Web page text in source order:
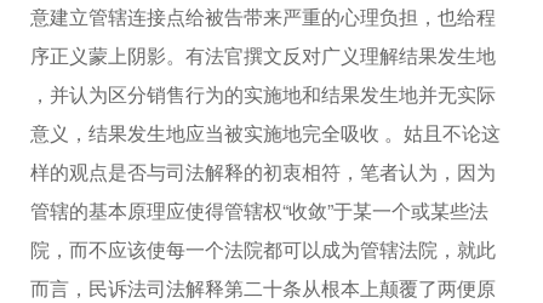
意建立管辖连接点给被告带来严重的心理负担，也给程
序正义蒙上阴影。有法官撰文反对广义理解结果发生地
，并认为区分销售行为的实施地和结果发生地并无实际
意义，结果发生地应当被实施地完全吸收 。姑且不论这
样的观点是否与司法解释的初衷相符，笔者认为，因为
管辖的基本原理应使得管辖权“收敛”于某一个或某些法
院，而不应该使每一个法院都可以成为管辖法院，就此
而言，民诉法司法解释第二十条从根本上颠覆了两便原